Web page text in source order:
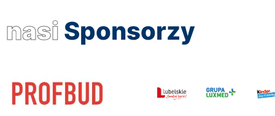
nasi Sponsorzy